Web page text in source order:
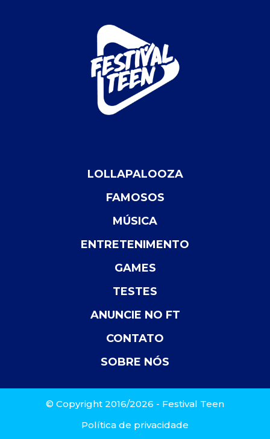
LOLLAPALOOZA
FAMOSOS
MÚSICA
ENTRETENIMENTO
GAMES
TESTES
ANUNCIE NO FT
CONTATO
SOBRE NÓS
© Copyright 2016/2026 - Festival Teen
Política de privacidade